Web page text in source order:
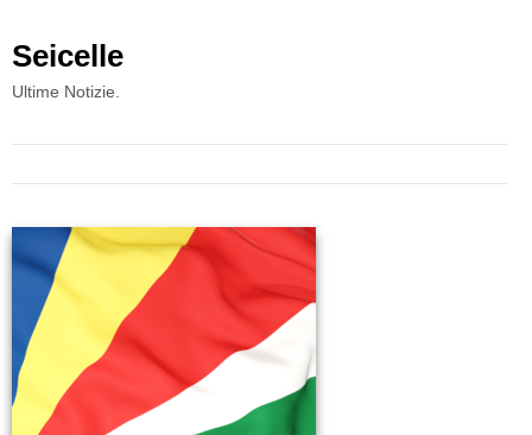
Seicelle
Ultime Notizie.